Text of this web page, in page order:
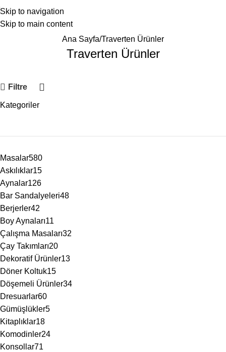
Skip to navigation
Skip to main content
Ana Sayfa Traverten Ürünler
Traverten Ürünler
Filtre
Kategoriler
Masalar580
Askılıklar15
Aynalar126
Bar Sandalyeleri48
Berjerler42
Boy Aynaları11
Çalışma Masaları32
Çay Takımları20
Dekoratif Ürünler13
Döner Koltuk15
Döşemeli Ürünler34
Dresuarlar60
Gümüşlükler5
Kitaplıklar18
Komodinler24
Konsollar71